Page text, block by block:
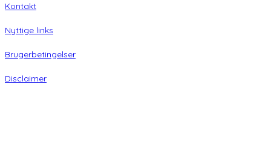
Kontakt
Nyttige links
Brugerbetingelser
Disclaimer